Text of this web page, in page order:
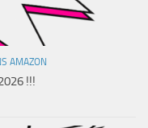
AMAZON
!!!